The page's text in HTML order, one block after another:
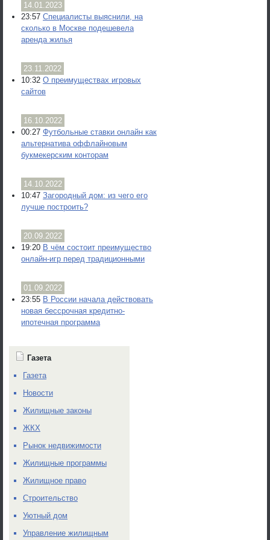
14.01.2023
23:57 Специалисты выяснили, на
сколько в Москве подешевела
аренда жилья
23.11.2022
10:32 О преимуществах игровых
сайтов
16.10.2022
00:27 Футбольные ставки онлайн как
альтернатива оффлайновым
букмекерским конторам
14.10.2022
10:47 Загородный дом: из чего его
лучше построить?
20.09.2022
19:20 В чём состоит преимущество
онлайн-игр перед традиционными
01.09.2022
23:55 В России начала действовать
новая бессрочная кредитно-
ипотечная программа
Газета
Газета
Новости
Жилищные законы
ЖКХ
Рынок недвижимости
Жилищные программы
Жилищное право
Строительство
Уютный дом
Управление жилищным